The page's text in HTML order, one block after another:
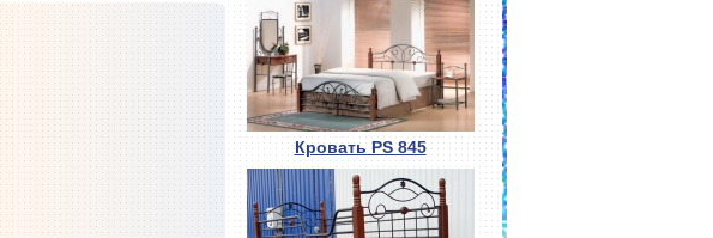
Кровать PS 845